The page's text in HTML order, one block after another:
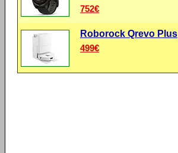
752€
Roborock Qrevo Plus
499€